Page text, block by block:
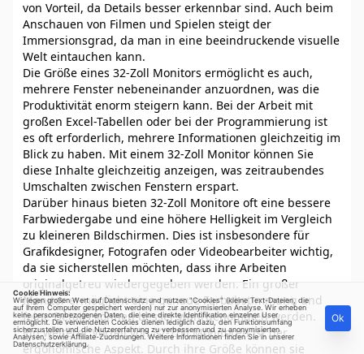
von Vorteil, da Details besser erkennbar sind. Auch beim
Anschauen von Filmen und Spielen steigt der
Immersionsgrad, da man in eine beeindruckende visuelle
Welt eintauchen kann.
Die Größe eines 32-Zoll Monitors ermöglicht es auch,
mehrere Fenster nebeneinander anzuordnen, was die
Produktivität enorm steigern kann. Bei der Arbeit mit
großen Excel-Tabellen oder bei der Programmierung ist
es oft erforderlich, mehrere Informationen gleichzeitig im
Blick zu haben. Mit einem 32-Zoll Monitor können Sie
diese Inhalte gleichzeitig anzeigen, was zeitraubendes
Umschalten zwischen Fenstern erspart.
Darüber hinaus bieten 32-Zoll Monitore oft eine bessere
Farbwiedergabe und eine höhere Helligkeit im Vergleich
zu kleineren Bildschirmen. Dies ist insbesondere für
Grafikdesigner, Fotografen oder Videobearbeiter wichtig,
da sie sicherstellen möchten, dass ihre Arbeiten
originalgetreu wiedergegeben werden. Ein großer
Monitor ermöglicht eine genaue Farbabstimmung und
feine Details können besser wahrgenommen werden.
Ein weiterer Vorteil von 32-Zoll Monitoren ist der
ergonomische Aspekt. Durch ihre Größe können sie
Cookie Hinweis:
Wir legen großen Wert auf Datenschutz und nutzen "Cookies" (kleine Text-Dateien, die
auf Ihrem Computer gespeichert werden) nur zur anonymisierten Analyse. Wir erheben
keine personenbezogenen Daten, die eine direkte Identifikation einzelner User
ermöglicht. Die verwendeten Cookies dienen lediglich dazu, den Funktionsumfang
sicherzustellen und die Nutzererfahrung zu verbessern und zu anonymisierten
Analysen, sowie Affiliate-Zuordnungen. Weitere Informationen finden Sie in unserer
Datenschutzerklärung
Ok